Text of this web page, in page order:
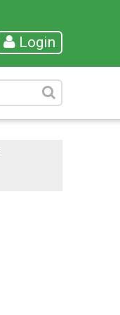
Login